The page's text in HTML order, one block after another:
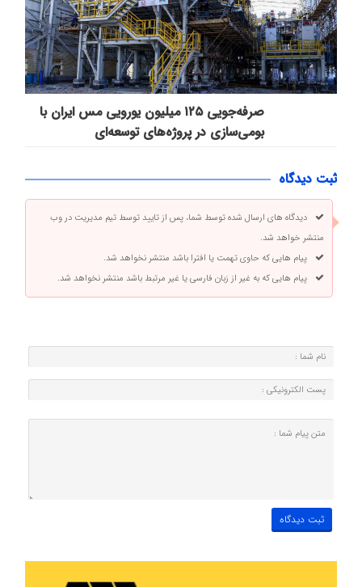
صرفه‌جویی ۱۲۵ میلیون یورویی مس ایران با
بومی‌سازی در پروژه‌های توسعه‌ای
ثبت دیدگاه
دیدگاه های ارسال شده توسط شما، پس از تایید توسط تیم مدیریت در وب
منتشر خواهد شد.
پیام هایی که حاوی تهمت یا افترا باشد منتشر نخواهد شد.
پیام هایی که به غیر از زبان فارسی یا غیر مرتبط باشد منتشر نخواهد شد.